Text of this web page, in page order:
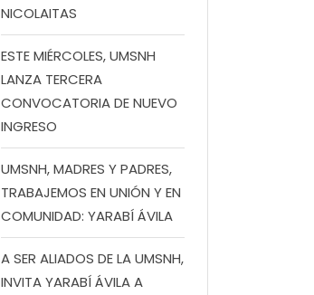
NICOLAITAS
ESTE MIÉRCOLES, UMSNH
LANZA TERCERA
CONVOCATORIA DE NUEVO
INGRESO
UMSNH, MADRES Y PADRES,
TRABAJEMOS EN UNIÓN Y EN
COMUNIDAD: YARABÍ ÁVILA
A SER ALIADOS DE LA UMSNH,
INVITA YARABÍ ÁVILA A